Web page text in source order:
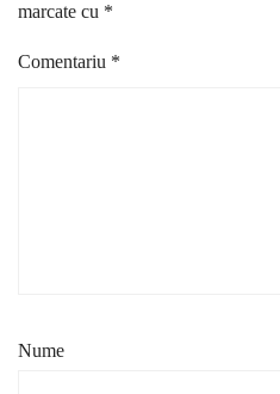
marcate cu *
Comentariu *
Nume